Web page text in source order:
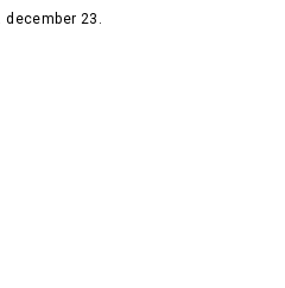
december 23.